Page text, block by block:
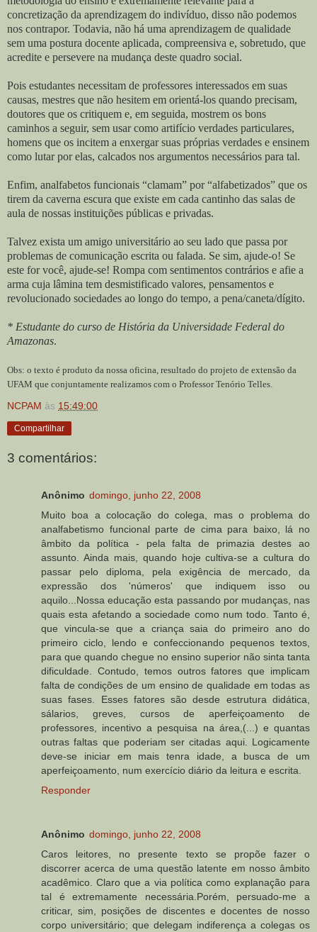
concretização da aprendizagem do indivíduo, disso não podemos
nos contrapor. Todavia, não há uma aprendizagem de qualidade
sem uma postura docente aplicada, compreensiva e, sobretudo, que
acredite e persevere na mudança deste quadro social.
Pois estudantes necessitam de professores interessados em suas
causas, mestres que não hesitem em orientá-los quando precisam,
doutores que os critiquem e, em seguida, mostrem os bons
caminhos a seguir, sem usar como artifício verdades particulares,
homens que os incitem a enxergar suas próprias verdades e ensinem
como lutar por elas, calcados nos argumentos necessários para tal.
Enfim, analfabetos funcionais “clamam” por “alfabetizados” que os
tirem da caverna escura que existe em cada cantinho das salas de
aula de nossas instituições públicas e privadas.
Talvez exista um amigo universitário ao seu lado que passa por
problemas de comunicação escrita ou falada. Se sim, ajude-o! Se
este for você, ajude-se! Rompa com sentimentos contrários e afie a
arma cuja lâmina tem desmistificado valores, pensamentos e
revolucionado sociedades ao longo do tempo, a pena/caneta/dígito.
* Estudante do curso de História da Universidade Federal do
Amazonas.
Obs: o texto é produto da nossa oficina, resultado do projeto de extensão da
UFAM que conjuntamente realizamos com o Professor Tenório Telles.
NCPAM às 15:49:00
Compartilhar
3 comentários:
Anônimo domingo, junho 22, 2008
Muito boa a colocação do colega, mas o problema do
analfabetismo funcional parte de cima para baixo, lá no
âmbito da política - pela falta de primazia destes ao
assunto. Ainda mais, quando hoje cultiva-se a cultura do
passar pelo diploma, pela exigência de mercado, da
expressão dos 'números' que indiquem isso ou
aquilo...Nossa educação esta passando por mudanças, nas
quais esta afetando a sociedade como num todo. Tanto é,
que vincula-se que a criança saia do primeiro ano do
primeiro ciclo, lendo e confeccionando pequenos textos,
para que quando chegue no ensino superior não sinta tanta
dificuldade. Contudo, temos outros fatores que implicam
falta de condições de um ensino de qualidade em todas as
suas fases. Esses fatores são desde estrutura didática,
sálarios, greves, cursos de aperfeiçoamento de
professores, incentivo a pesquisa na área,(...) e quantas
outras faltas que poderiam ser citadas aqui. Logicamente
deve-se iniciar em mais tenra idade, a busca de um
aperfeiçoamento, num exercício diário da leitura e escrita.
Responder
Anônimo domingo, junho 22, 2008
Caros leitores, no presente texto se propõe fazer o
discorrer acerca de uma questão latente em nosso âmbito
acadêmico. Claro que a via política como explanação para
tal é extremamente necessária.Porém, persuado-me a
criticar, sim, posições de discentes e docentes de nosso
corpo universitário; que delegam indiferença a colegas os